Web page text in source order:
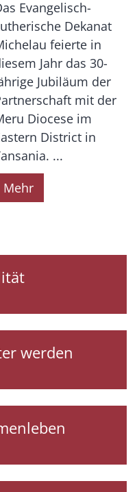
Evangelisch-
Dekanat
feierte in
Jahr das 30-
Jubiläum der
mit der
Diocese im
District in
...
Mehr
werden